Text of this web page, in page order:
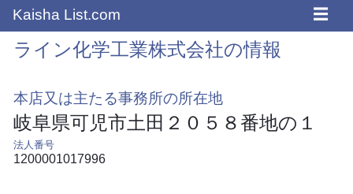
Kaisha List.com ☰
ライン化学工業株式会社の情報
本店又は主たる事務所の所在地
岐阜県可児市土田２０５８番地の１
法人番号
1200001017996